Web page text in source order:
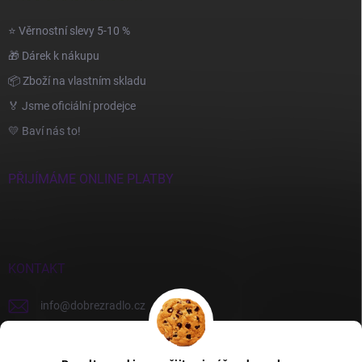
⭐ Věrnostní slevy 5-10 %
🎁 Dárek k nákupu
📦 Zboží na vlastním skladu
🏅 Jsme oficiální prodejce
💛 Baví nás to!
PŘIJÍMÁME ONLINE PLATBY
KONTAKT
info@dobrezradlo.cz